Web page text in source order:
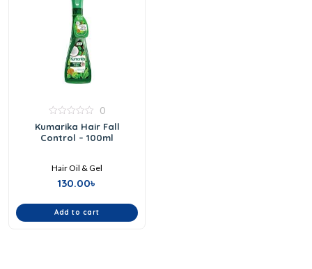
out
of
0
Kumarika Hair Fall
Control – 100ml
Hair Oil & Gel
130.00৳
Add to cart